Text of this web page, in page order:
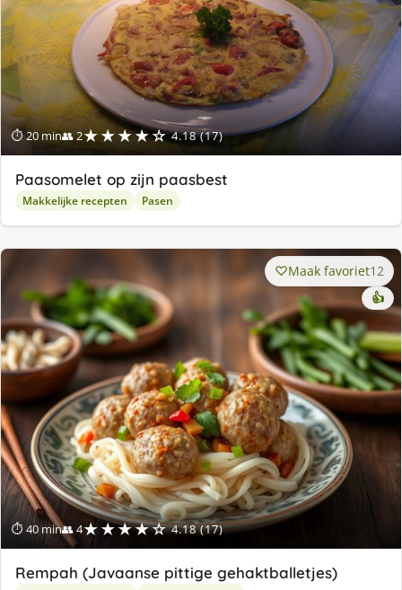
⏱ 20 min👥 2★★★★☆ 4.18 (17)
Paasomelet op zijn paasbest
Makkelijke recepten Pasen
⏱ 40 min👥 4★★★★☆ 4.18 (17)
Maak favoriet12
👍
Rempah (Javaanse pittige gehaktballetjes)